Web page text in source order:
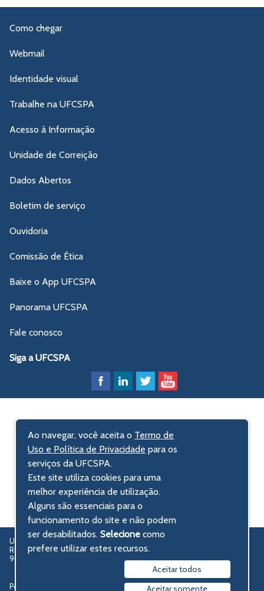
Como chegar
Webmail
Identidade visual
Trabalhe na UFCSPA
Acesso à Informação
Unidade de Correição
Dados Abertos
Boletim de serviço
Ouvidoria
Comissão de Ética
Baixe o App UFCSPA
Panorama UFCSPA
Fale conosco
Siga a UFCSPA
UFCSPA – Universidade Federal de Ciências da Saúde de Porto Alegre
Rua Sarmento Leite, 245 - Centro Histórico
90050-170 Porto Alegre, RS, Brasil
Política de privacidade
Ao navegar, você aceita o Termo de
Uso e Política de Privacidade para os
serviços da UFCSPA.
Este site utiliza cookies para uma
melhor experiência de utilização.
Alguns são essenciais para o
funcionamento do site e não podem
ser desabilitados.Selecionecomo
prefere utilizar estes recursos.
Aceitar todos
Aceitar somente